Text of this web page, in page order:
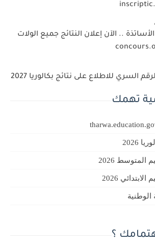
.. الآن إعلان النتائج جميع الولات
للاطلاع على نتائج بكالوريا 2027
تهمك
2026
2026
؟